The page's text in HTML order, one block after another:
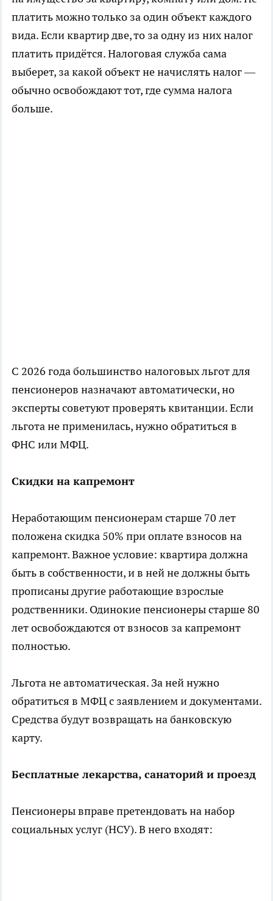
платить можно только за один объект каждого
вида. Если квартир две, то за одну из них налог
платить придётся. Налоговая служба сама
выберет, за какой объект не начислять налог —
обычно освобождают тот, где сумма налога
больше.
С 2026 года большинство налоговых льгот для
пенсионеров назначают автоматически, но
эксперты советуют проверять квитанции. Если
льгота не применилась, нужно обратиться в
ФНС или МФЦ.
Скидки на капремонт
Неработающим пенсионерам старше 70 лет
положена скидка 50% при оплате взносов на
капремонт. Важное условие: квартира должна
быть в собственности, и в ней не должны быть
прописаны другие работающие взрослые
родственники. Одинокие пенсионеры старше 80
лет освобождаются от взносов за капремонт
полностью.
Льгота не автоматическая. За ней нужно
обратиться в МФЦ с заявлением и документами.
Средства будут возвращать на банковскую
карту.
Бесплатные лекарства, санаторий и проезд
Пенсионеры вправе претендовать на набор
социальных услуг (НСУ). В него входят: